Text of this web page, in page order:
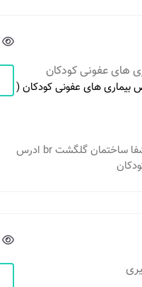
عفونی کودکان
های عفونی کودکان (
مطب 1: تبریز - خیابان گلگشت -کوی شفا ساختمان گلگشت br ادرس